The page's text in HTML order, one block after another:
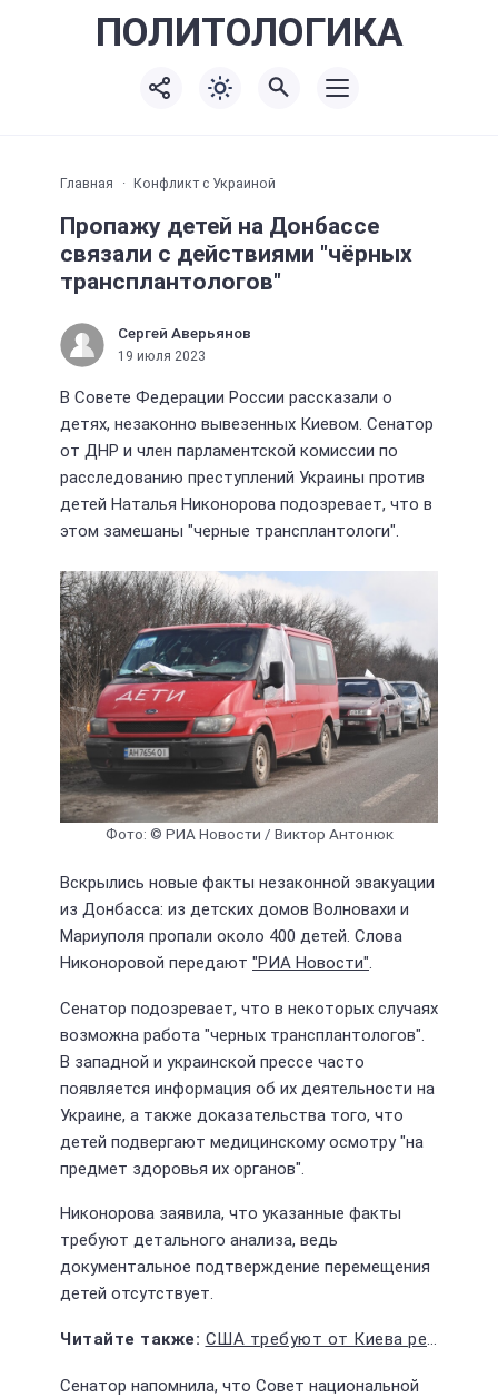
ПОЛИТОЛОГИКА
Главная Конфликт с Украиной
Пропажу детей на Донбассе
связали с действиями "чёрных
трансплантологов"
Сергей Аверьянов
19 июля 2023
В Совете Федерации России рассказали о
детях, незаконно вывезенных Киевом. Сенатор
от ДНР и член парламентской комиссии по
расследованию преступлений Украины против
детей Наталья Никонорова подозревает, что в
этом замешаны "черные трансплантологи".
Фото: © РИА Новости / Виктор Антонюк
Вскрылись новые факты незаконной эвакуации
из Донбасса: из детских домов Волновахи и
Мариуполя пропали около 400 детей. Слова
Никоноровой передают "РИА Новости".
Сенатор подозревает, что в некоторых случаях
возможна работа "черных трансплантологов".
В западной и украинской прессе часто
появляется информация об их деятельности на
Украине, а также доказательства того, что
детей подвергают медицинскому осмотру "на
предмет здоровья их органов".
Никонорова заявила, что указанные факты
требуют детального анализа, ведь
документальное подтверждение перемещения
детей отсутствует.
США требуют от Киева решительного прорыва на фронте
Сенатор напомнила, что Совет национальной